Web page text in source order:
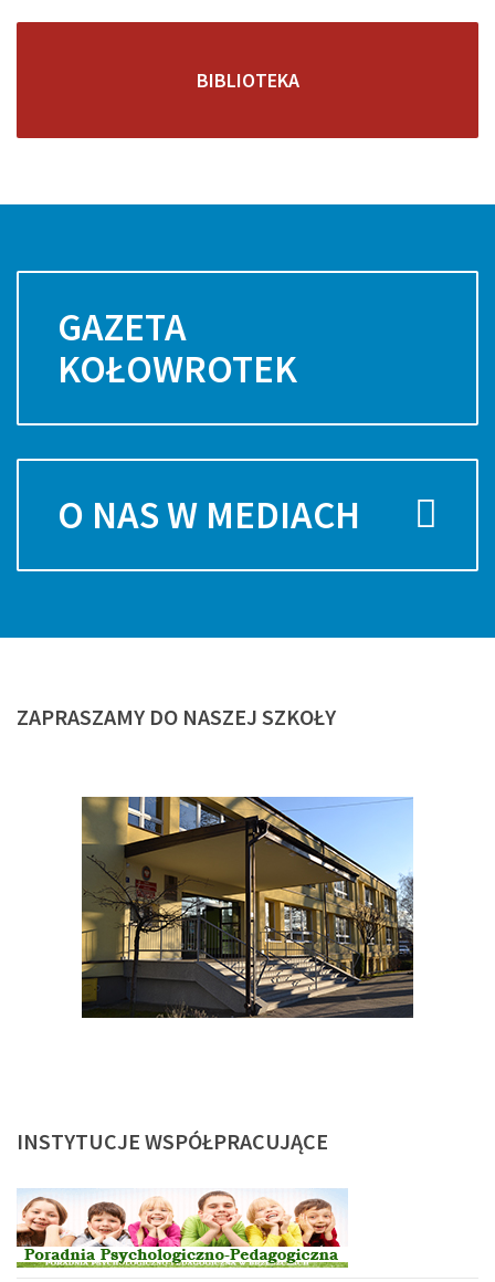
BIBLIOTEKA
GAZETA
KOŁOWROTEK
O NAS W MEDIACH
ZAPRASZAMY DO NASZEJ SZKOŁY
INSTYTUCJE WSPÓŁPRACUJĄCE